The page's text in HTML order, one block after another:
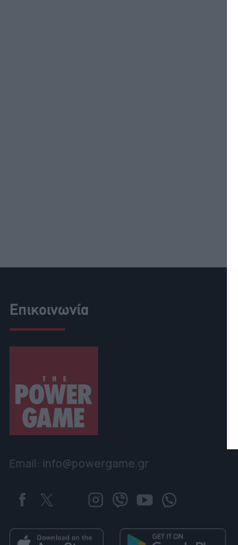
Επικοινωνία
Email: info@powergame.gr